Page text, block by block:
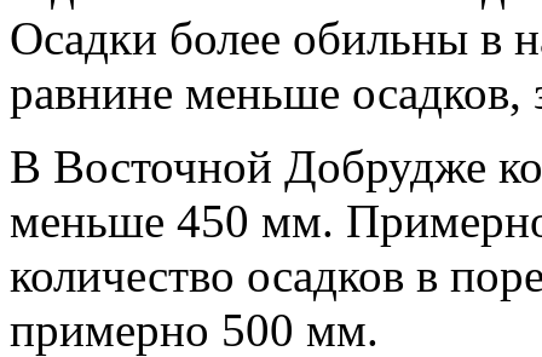
Осадки более обильны в
равнине меньше осадков,
В Восточной Добрудже
меньше 450 мм. Примерно
количество осадков в
примерно 500 мм.